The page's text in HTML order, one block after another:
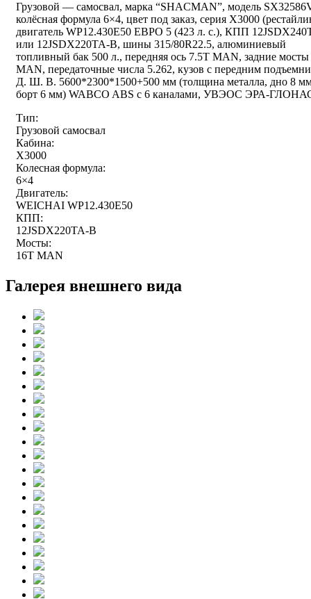
Грузовой — самосвал, марка “SHACMAN”, модель
колёсная формула 6×4, цвет под заказ, серия X3000
двигатель WP12.430E50 ЕВРО 5 (423 л. с.), КПП
или 12JSDX220TA-B, шины 315/80R22.5, алюминиевый
топливный бак 500 л., передняя ось 7.5T MAN, задние
MAN, передаточные числа 5.262, кузов с передним
Д. Ш. В. 5600*2300*1500+500 мм (толщина металла, дно 8
борт 6 мм) WABCO ABS с 6 каналами, УВЭОС ЭРА-
Тип:
Грузовой самосвал
Кабина:
X3000
Колесная формула:
6×4
Двигатель:
WEICHAI WP12.430E50
КПП:
12JSDX220TA-B
Мосты:
16T MAN
Галерея внешнего вида